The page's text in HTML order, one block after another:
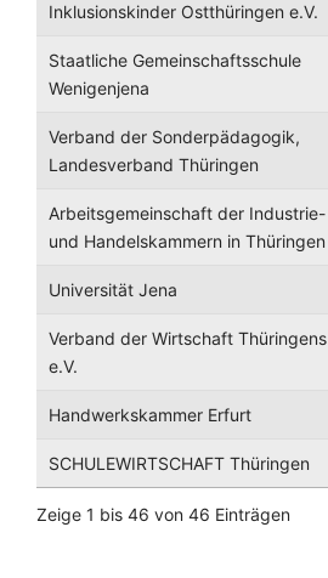
Inklusionskinder Ostthüringen e.V.
Staatliche Gemeinschaftsschule
Wenigenjena
Verband der Sonderpädagogik,
Landesverband Thüringen
Arbeitsgemeinschaft der Industrie-
und Handelskammern in Thüringen
Universität Jena
Verband der Wirtschaft Thüringens
e.V.
Handwerkskammer Erfurt
SCHULEWIRTSCHAFT Thüringen
Zeige 1 bis 46 von 46 Einträgen